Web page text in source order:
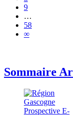
9
…
58
∞
Sommaire